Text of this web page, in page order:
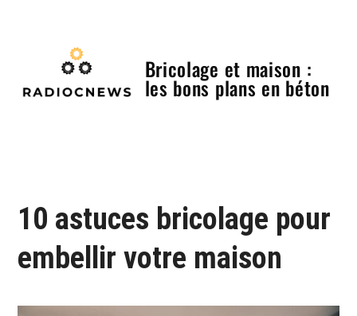
Bricolage et maison :
les bons plans en béton
10 astuces bricolage pour
embellir votre maison